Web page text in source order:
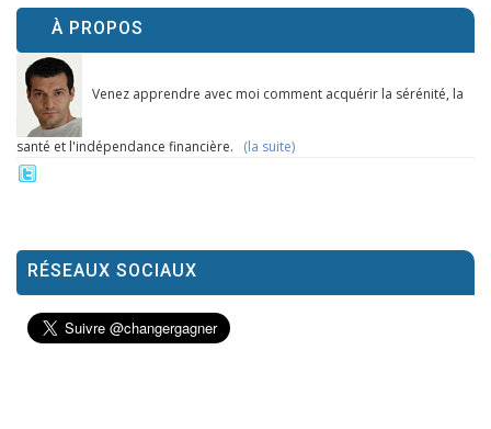
À PROPOS
Venez apprendre avec moi comment acquérir la sérénité, la
santé et l'indépendance financière. (la suite)
RÉSEAUX SOCIAUX